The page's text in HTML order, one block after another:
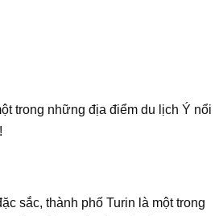
trong những địa điểm du lịch Ý nổi
sắc, thành phố Turin là một trong